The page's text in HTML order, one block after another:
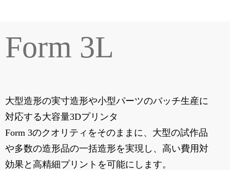
Form 3L
大型造形の実寸造形や小型パーツのバッチ生産に
対応する大容量3Dプリンタ
Form 3のクオリティをそのままに、大型の試作品
や多数の造形品の一括造形を実現し、高い費用対
効果と高精細プリントを可能にします。